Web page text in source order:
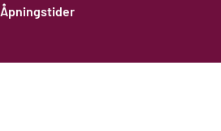
Åpningstider